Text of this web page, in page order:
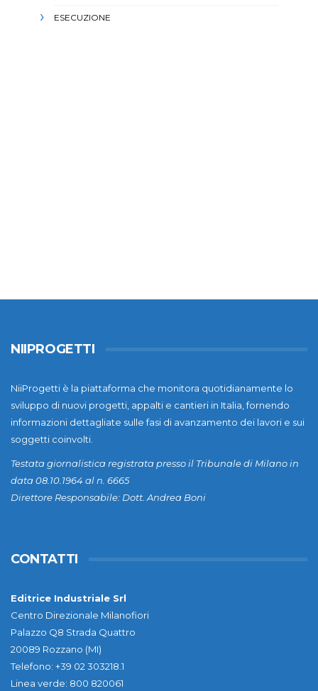
ESECUZIONE
NIIPROGETTI
NiiProgetti è la piattaforma che monitora quotidianamente lo
sviluppo di nuovi progetti, appalti e cantieri in Italia, fornendo
informazioni dettagliate sulle fasi di avanzamento dei lavori e sui
soggetti coinvolti.
Testata giornalistica registrata presso il Tribunale di Milano in
data 08.10.1964 al n. 6665
Direttore Responsabile: Dott. Andrea Boni
CONTATTI
Editrice Industriale Srl
Centro Direzionale Milanofiori
Palazzo Q8 Strada Quattro
20089 Rozzano (MI)
Telefono: +39 02 303218.1
Linea verde: 800 820061